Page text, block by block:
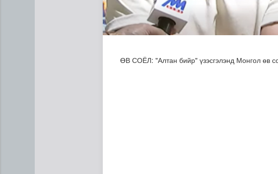
ӨВ СОЁЛ: "Алтан бийр" үзэсгэлэнд Монгол өв